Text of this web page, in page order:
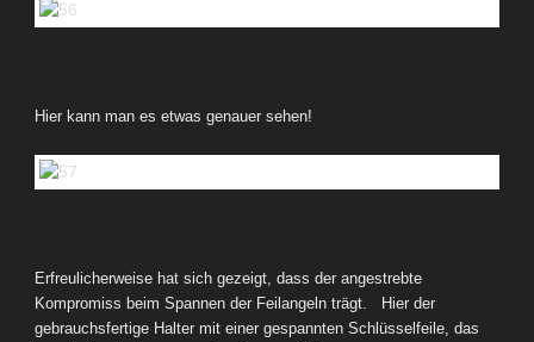
Hier kann man es etwas genauer sehen!
Erfreulicherweise hat sich gezeigt, dass der angestrebte
Kompromiss beim Spannen der Feilangeln trägt. Hier der
gebrauchsfertige Halter mit einer gespannten Schlüsselfeile, das